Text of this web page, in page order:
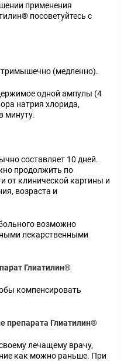
применения
посоветуйтесь с
(медленно).
одной ампулы (4
натрия хлорида,
минуту.
составляет 10 дней.
продолжить по
от клинической картины и
возраста и
возможно
лекарственными
Глиатилин®
компенсировать
препарата Глиатилин®
лечащему врачу,
как можно раньше. При